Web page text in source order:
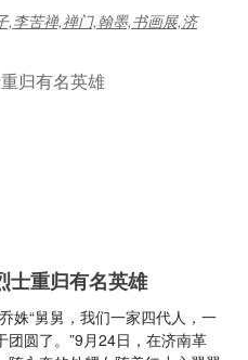
,李苦禅,禅门,翰墨,书画展,济
士重归有名英雄
姝“舅舅，我们一家四代人，一
圆了。”9月24日，在济南革